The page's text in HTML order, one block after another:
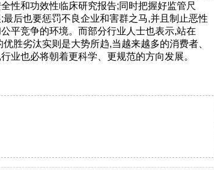
性和功效性临床研究报告;同时把握好监管尺
后也要惩罚不良企业和害群之马,并且制止恶性
平竞争的环境。而部分行业人士也表示,站在
胜劣汰实则是大势所趋,当越来越多的消费者、
业也必将朝着更科学、更规范的方向发展。